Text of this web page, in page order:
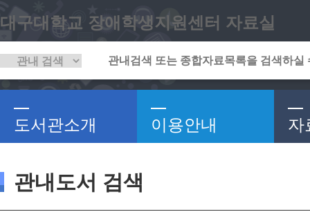
대구대학교 장애학생지원센터 자료실
도서관소개 이용안내 자
관내도서 검색